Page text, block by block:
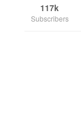
117k
Subscribers